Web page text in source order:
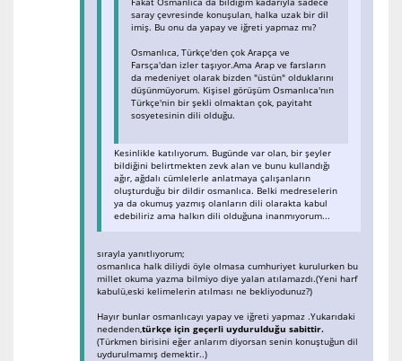
saray çevresinde konuşulan, halka uzak bir dil
imiş. Bu onu da yapay ve iğreti yapmaz mı?
Osmanlıca, Türkçe'den çok Arapça ve
Farsça'dan izler taşıyor.Ama Arap ve farsların
da medeniyet olarak bizden "üstün" olduklarını
düşünmüyorum. Kişisel görüşüm Osmanlıca'nın
Türkçe'nin bir şekli olmaktan çok, payitaht
sosyetesinin dili olduğu.
Kesinlikle katılıyorum. Bugünde var olan, bir şeyler
bildiğini belirtmekten zevk alan ve bunu kullandığı
ağır, ağdalı cümlelerle anlatmaya çalışanların
oluşturduğu bir dildir osmanlıca. Belki medreselerin
ya da okumuş yazmış olanların dili olarakta kabul
edebiliriz ama halkın dili olduğuna inanmıyorum...
sırayla yanıtlıyorum;
osmanlıca halk diliydi öyle olmasa cumhuriyet kurulurken bu
millet okuma yazma bilmiyo diye yalan atılamazdı.(Yeni harf
kabulü,eski kelimelerin atılması ne bekliyodunuz?)
Hayır bunlar osmanlıcayı yapay ve iğreti yapmaz .Yukarıdaki
nedenden,türkçe için geçerli uydurulduğu sabittir.
(Türkmen birisini eğer anlarım diyorsan senin konuştuğun dil
uydurulmamış demektir..)